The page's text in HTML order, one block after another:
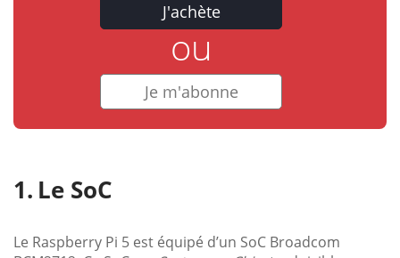
J'achète
ou
Je m'abonne
Le SoC
Le Raspberry Pi 5 est équipé d’un SoC Broadcom